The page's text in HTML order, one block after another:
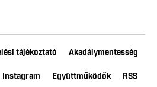
tájékoztató Akadálymentesség
Instagram Együttműködők RSS